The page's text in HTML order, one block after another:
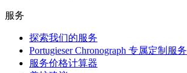
服务
探索我们的服务
Portugieser Chronograph 专属定制服务
服务价格计算器